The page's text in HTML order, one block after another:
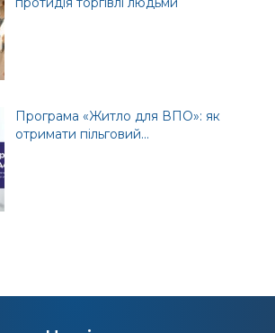
Програма «Житло для ВПО»: як
отримати пільговий...